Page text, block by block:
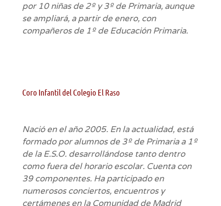
por 10 niñas de 2º y 3º de Primaria, aunque
se ampliará, a partir de enero, con
compañeros de 1º de Educación Primaria.
Coro Infantil del Colegio El Raso
Nació en el año 2005. En la actualidad, está
formado por alumnos de 3º de Primaria a 1º
de la E.S.O. desarrollándose tanto dentro
como fuera del horario escolar. Cuenta con
39 componentes. Ha participado en
numerosos conciertos, encuentros y
certámenes en la Comunidad de Madrid